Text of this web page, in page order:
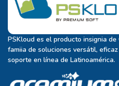
PSKloud es el producto insignia
famiia de soluciones versátil,
soporte en línea de Latinoamérica.